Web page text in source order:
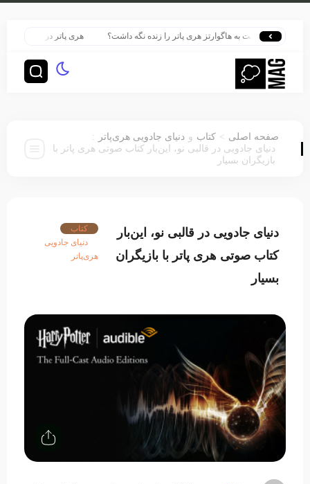
بازگشت به هاگوارتز هری پاتر را زنده نگه داشت؟ هری پاتر در قلب بزرگ‌ترین
صفحه اصلی > کتاب و دنیای جادویی هری‌پاتر
:
دنیای جادویی در قالبی نو، این‌بار کتاب صوتی هری پاتر با
بازیگران بسیار
دنیای جادویی در قالبی نو، این‌بار
کتاب صوتی هری پاتر با بازیگران
بسیار
کتاب
دنیای جادویی
هری‌پاتر